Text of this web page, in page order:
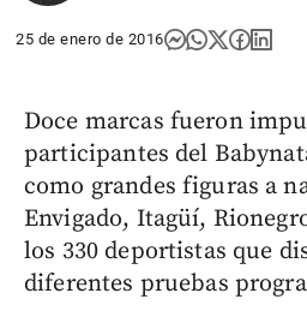
25 de enero de 2016
Doce marcas fueron
participantes del
como grandes figuras a
Envigado, Itagüí,
los 330 deportistas que
diferentes pruebas